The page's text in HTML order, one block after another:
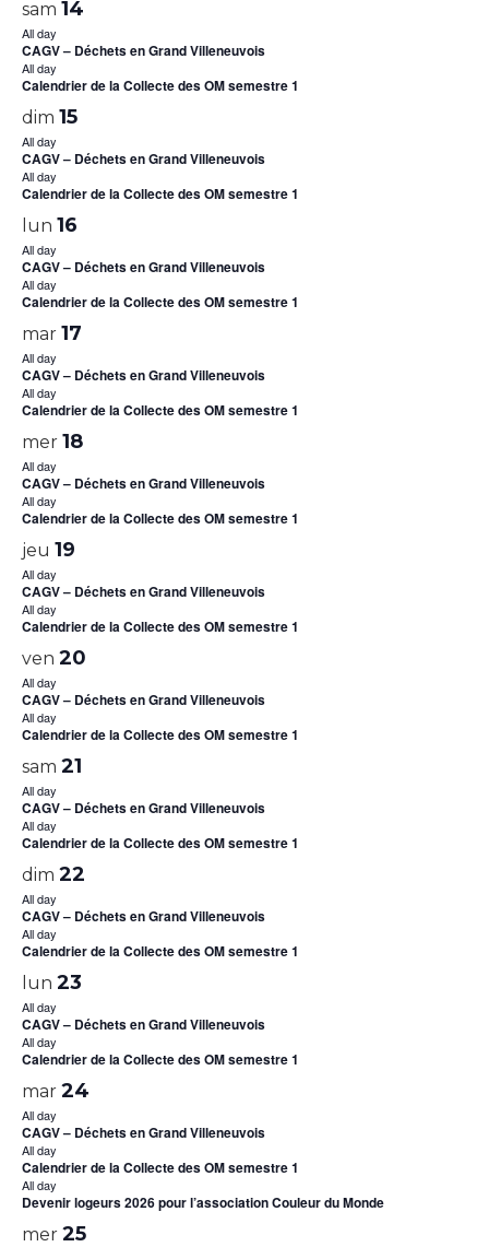
sam 14
All day
CAGV – Déchets en Grand Villeneuvois
All day
Calendrier de la Collecte des OM semestre 1
dim 15
All day
CAGV – Déchets en Grand Villeneuvois
All day
Calendrier de la Collecte des OM semestre 1
lun 16
All day
CAGV – Déchets en Grand Villeneuvois
All day
Calendrier de la Collecte des OM semestre 1
mar 17
All day
CAGV – Déchets en Grand Villeneuvois
All day
Calendrier de la Collecte des OM semestre 1
mer 18
All day
CAGV – Déchets en Grand Villeneuvois
All day
Calendrier de la Collecte des OM semestre 1
jeu 19
All day
CAGV – Déchets en Grand Villeneuvois
All day
Calendrier de la Collecte des OM semestre 1
ven 20
All day
CAGV – Déchets en Grand Villeneuvois
All day
Calendrier de la Collecte des OM semestre 1
sam 21
All day
CAGV – Déchets en Grand Villeneuvois
All day
Calendrier de la Collecte des OM semestre 1
dim 22
All day
CAGV – Déchets en Grand Villeneuvois
All day
Calendrier de la Collecte des OM semestre 1
lun 23
All day
CAGV – Déchets en Grand Villeneuvois
All day
Calendrier de la Collecte des OM semestre 1
mar 24
All day
CAGV – Déchets en Grand Villeneuvois
All day
Calendrier de la Collecte des OM semestre 1
All day
Devenir logeurs 2026 pour l’association Couleur du Monde
mer 25